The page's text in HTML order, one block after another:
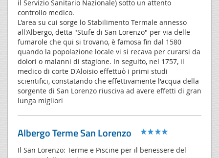
il Servizio Sanitario Nazionale) sotto un attento
controllo medico.
L'area su cui sorge lo Stabilimento Termale annesso
all'Albergo, detta "Stufe di San Lorenzo" per via delle
fumarole che qui si trovano, è famosa fin dal 1580
quando la popolazione locale vi si recava per curarsi da
dolori o malanni di stagione. In seguito, nel 1757, il
medico di corte D'Aloisio effettuò i primi studi
scientifici, constatando che effettivamente l'acqua della
sorgente di San Lorenzo riusciva ad avere effetti di gran
lunga migliori
Albergo Terme San Lorenzo
Il San Lorenzo: Terme e Piscine per il benessere del